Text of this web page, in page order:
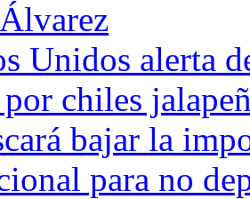
Unidos alerta
por chiles
bajar la
para no